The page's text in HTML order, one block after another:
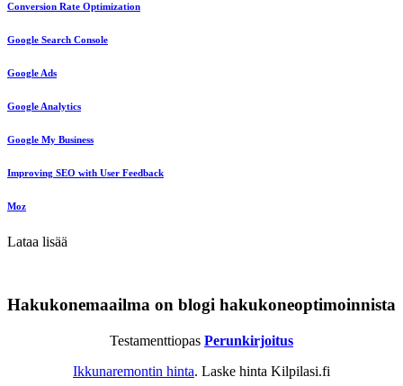
Conversion Rate Optimization
Google Search Console
Google Ads
Google Analytics
Google My Business
Improving SEO with User Feedback
Moz
Lataa lisää
Hakukonemaailma on blogi hakukoneoptimoinnista
Testamenttiopas Perunkirjoitus
Ikkunaremontin hinta. Laske hinta Kilpilasi.fi